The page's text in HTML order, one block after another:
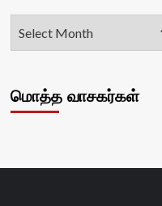
மொத்த வாசகர்கள்